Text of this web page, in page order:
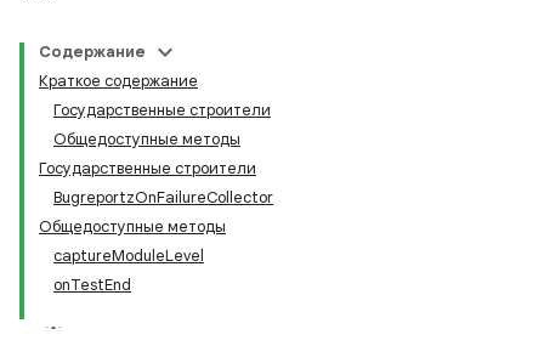
Содержание
Краткое содержание
Государственные строители
Общедоступные методы
Государственные строители
BugreportzOnFailureCollector
Общедоступные методы
captureModuleLevel
onTestEnd